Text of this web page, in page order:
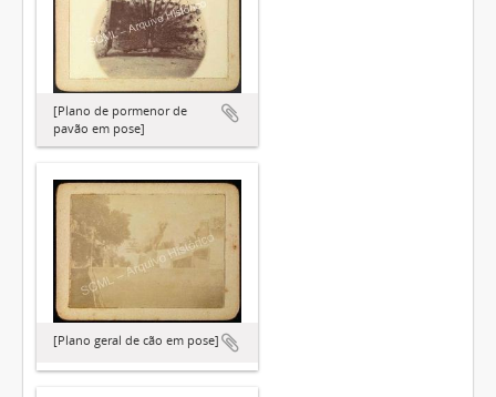
[Plano de pormenor de
pavão em pose]
[Plano geral de cão em pose]